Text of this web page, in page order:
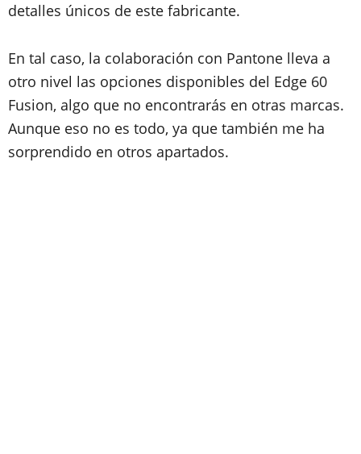
detalles únicos de este fabricante.
En tal caso, la colaboración con Pantone lleva a
otro nivel las opciones disponibles del Edge 60
Fusion, algo que no encontrarás en otras marcas.
Aunque eso no es todo, ya que también me ha
sorprendido en otros apartados.